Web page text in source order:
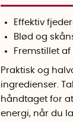
Effektiv
Blød og
Fremstillet af
Praktisk og
ingredienser.
håndtaget for
energi, når du